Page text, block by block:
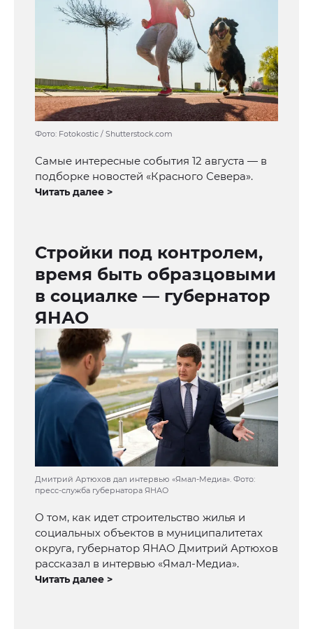
Фото: Fotokostic / Shutterstock.com
Самые интересные события 12 августа — в
подборке новостей «Красного Севера».
Читать далее >
Стройки под контролем,
время быть образцовыми
в социалке — губернатор
ЯНАО
Дмитрий Артюхов дал интервью «Ямал-Медиа». Фото:
пресс-служба губернатора ЯНАО
О том, как идет строительство жилья и
социальных объектов в муниципалитетах
округа, губернатор ЯНАО Дмитрий Артюхов
рассказал в интервью «Ямал-Медиа».
Читать далее >